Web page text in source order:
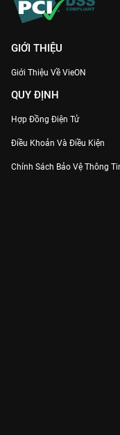
GIỚI THIỆU
Giới Thiệu Về VieON
QUY ĐỊNH
Hợp Đồng Điện Tử
Điều Khoản Và Điều Kiện
Chính Sách Bảo Vệ Thông